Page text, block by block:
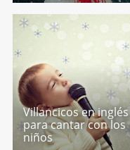
Villancicos en inglés
para cantar con los
niños